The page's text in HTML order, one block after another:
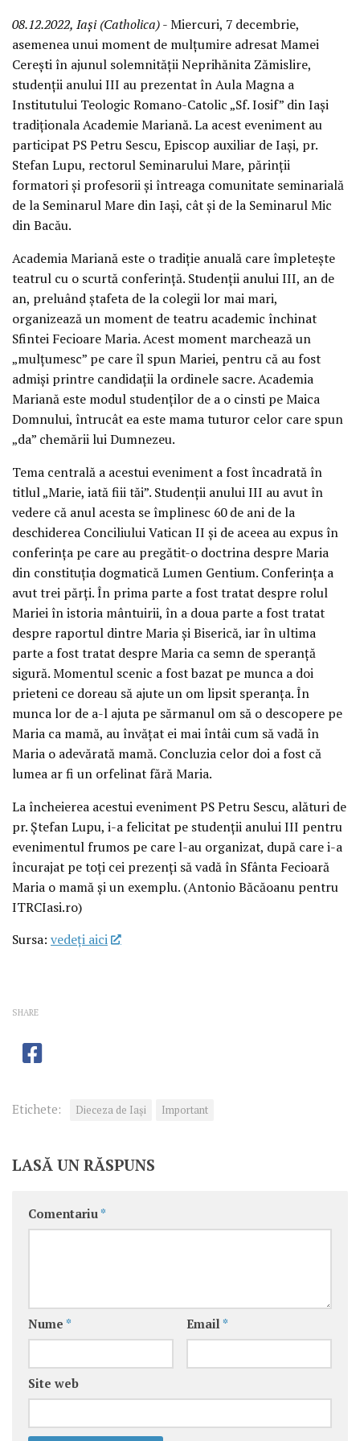
08.12.2022, Iași (Catholica)- Miercuri, 7 decembrie,
asemenea unui moment de mulțumire adresat Mamei
Cerești în ajunul solemnității Neprihănita Zămislire,
studenții anului III au prezentat în Aula Magna a
Institutului Teologic Romano-Catolic „Sf. Iosif” din Iași
tradiționala Academie Mariană. La acest eveniment au
participat PS Petru Sescu, Episcop auxiliar de Iași, pr.
Stefan Lupu, rectorul Seminarului Mare, părinții
formatori și profesorii și întreaga comunitate seminarială
de la Seminarul Mare din Iași, cât și de la Seminarul Mic
din Bacău.
Academia Mariană este o tradiție anuală care împletește
teatrul cu o scurtă conferință. Studenții anului III, an de
an, preluând ștafeta de la colegii lor mai mari,
organizează un moment de teatru academic închinat
Sfintei Fecioare Maria. Acest moment marchează un
„mulțumesc” pe care îl spun Mariei, pentru că au fost
admiși printre candidații la ordinele sacre. Academia
Mariană este modul studenților de a o cinsti pe Maica
Domnului, întrucât ea este mama tuturor celor care spun
„da” chemării lui Dumnezeu.
Tema centrală a acestui eveniment a fost încadrată în
titlul „Marie, iată fiii tăi”. Studenții anului III au avut în
vedere că anul acesta se împlinesc 60 de ani de la
deschiderea Conciliului Vatican II și de aceea au expus în
conferința pe care au pregătit-o doctrina despre Maria
din constituția dogmatică Lumen Gentium. Conferința a
avut trei părți. În prima parte a fost tratat despre rolul
Mariei în istoria mântuirii, în a doua parte a fost tratat
despre raportul dintre Maria și Biserică, iar în ultima
parte a fost tratat despre Maria ca semn de speranță
sigură. Momentul scenic a fost bazat pe munca a doi
prieteni ce doreau să ajute un om lipsit speranța. În
munca lor de a-l ajuta pe sărmanul om să o descopere pe
Maria ca mamă, au învățat ei mai întâi cum să vadă în
Maria o adevărată mamă. Concluzia celor doi a fost că
lumea ar fi un orfelinat fără Maria.
La încheierea acestui eveniment PS Petru Sescu, alături de
pr. Ștefan Lupu, i-a felicitat pe studenții anului III pentru
evenimentul frumos pe care l-au organizat, după care i-a
încurajat pe toți cei prezenți să vadă în Sfânta Fecioară
Maria o mamă și un exemplu. (Antonio Băcăoanu pentru
ITRCIasi.ro)
Sursa: vedeţi aici
SHARE
Etichete: Dieceza de Iași Important
LASĂ UN RĂSPUNS
Comentariu *
Nume * Email *
Site web